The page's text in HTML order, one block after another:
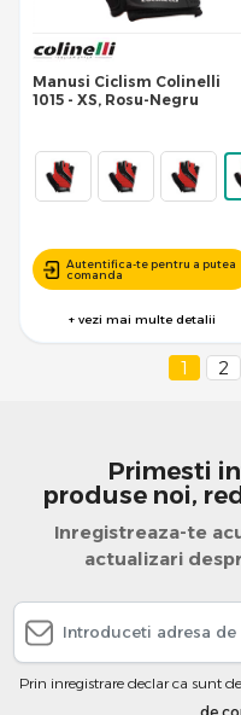
Manusi Ciclism Colinelli
1015 - XS, Rosu-Negru
Autentifica-te pentru a putea
comanda
+ vezi mai multe detalii
1 2
Primesti
produse noi,
Inregistreaza-te
actualizari
Prin inregistrare declar ca sunt